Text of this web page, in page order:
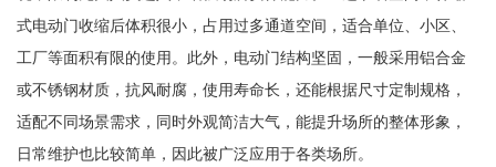
式电动门收缩后体积很小，占用过多通道空间，适合单位、小区、
工厂等面积有限的使用。此外，电动门结构坚固，一般采用铝合金
或不锈钢材质，抗风耐腐，使用寿命长，还能根据尺寸定制规格，
适配不同场景需求，同时外观简洁大气，能提升场所的整体形象，
日常维护也比较简单，因此被广泛应用于各类场所。